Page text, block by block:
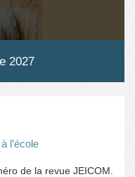
2027
l’école
de la revue JEICOM.